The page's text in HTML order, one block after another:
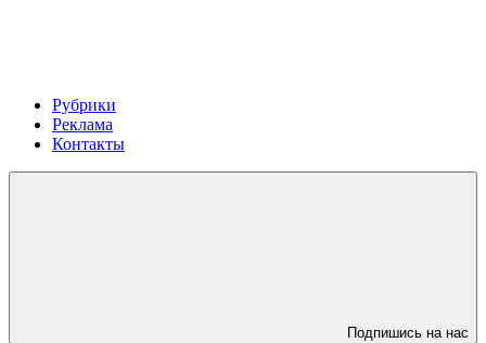
Рубрики
Реклама
Контакты
Подпишись на нас